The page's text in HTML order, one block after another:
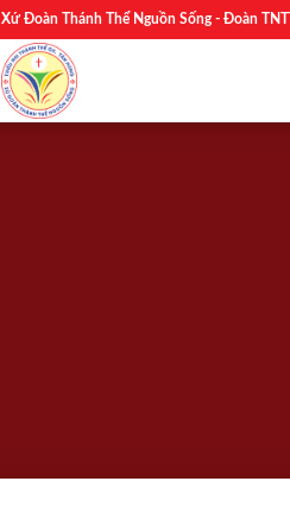
Xứ Đoàn Thánh Thể Nguồn Sống - Đoàn